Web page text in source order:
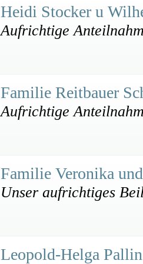
Heidi Stocker u
Aufrichtige
Familie Reitbauer
Aufrichtige
Familie Veronika
Unser aufrichtiges
Leopold-Helga